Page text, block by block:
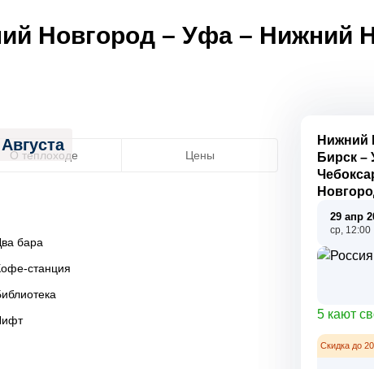
Новгород – Уфа – Нижний
О теплоходе Цены
бара
станция
Нижний
Бирск –
29 апр
ср, 12:00
5 кают
Скидка до